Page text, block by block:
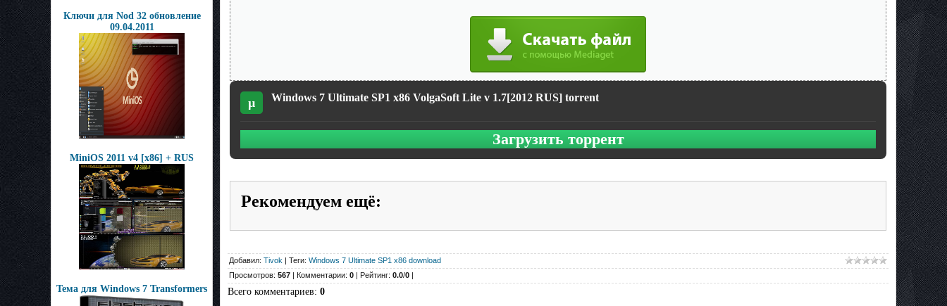
Ключи для Nod 32 обновление
09.04.2011
MiniOS 2011 v4 [x86] + RUS
Тема для Windows 7 Transformers
µ Windows 7 Ultimate SP1 x86 VolgaSoft Lite v 1.7[2012 RUS] torrent
Загрузить торрент
Рекомендуем ещё:
Добавил: Tivok | Теги: Windows 7 Ultimate SP1 x86 download
Просмотров: 567 | Комментарии: 0 | Рейтинг: 0.0/0 |
Всего комментариев: 0